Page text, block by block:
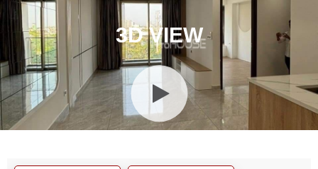
3D VIEW